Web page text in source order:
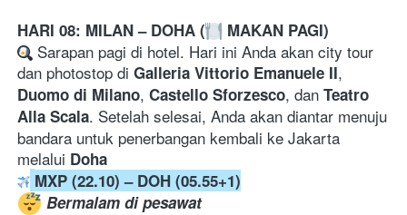
HARI 08: MILAN – DOHA ( MAKAN PAGI)
Sarapan pagi di hotel. Hari ini Anda akan city tour
dan photostop di Galleria Vittorio Emanuele II
Duomo di Milano, Castello Sforzesco, dan Teatro
Alla Scala. Setelah selesai, Anda akan diantar menuju
bandara untuk penerbangan kembali ke Jakarta
melalui Doha
MXP (22.10) – DOH (05.55+1)
Bermalam di pesawat